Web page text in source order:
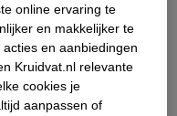
je ook de etensresten van
tegemoet met een
online ervaring te
en makkelijker te
en aanbiedingen
Kruidvat.nl relevante
cookies je
aanpassen of